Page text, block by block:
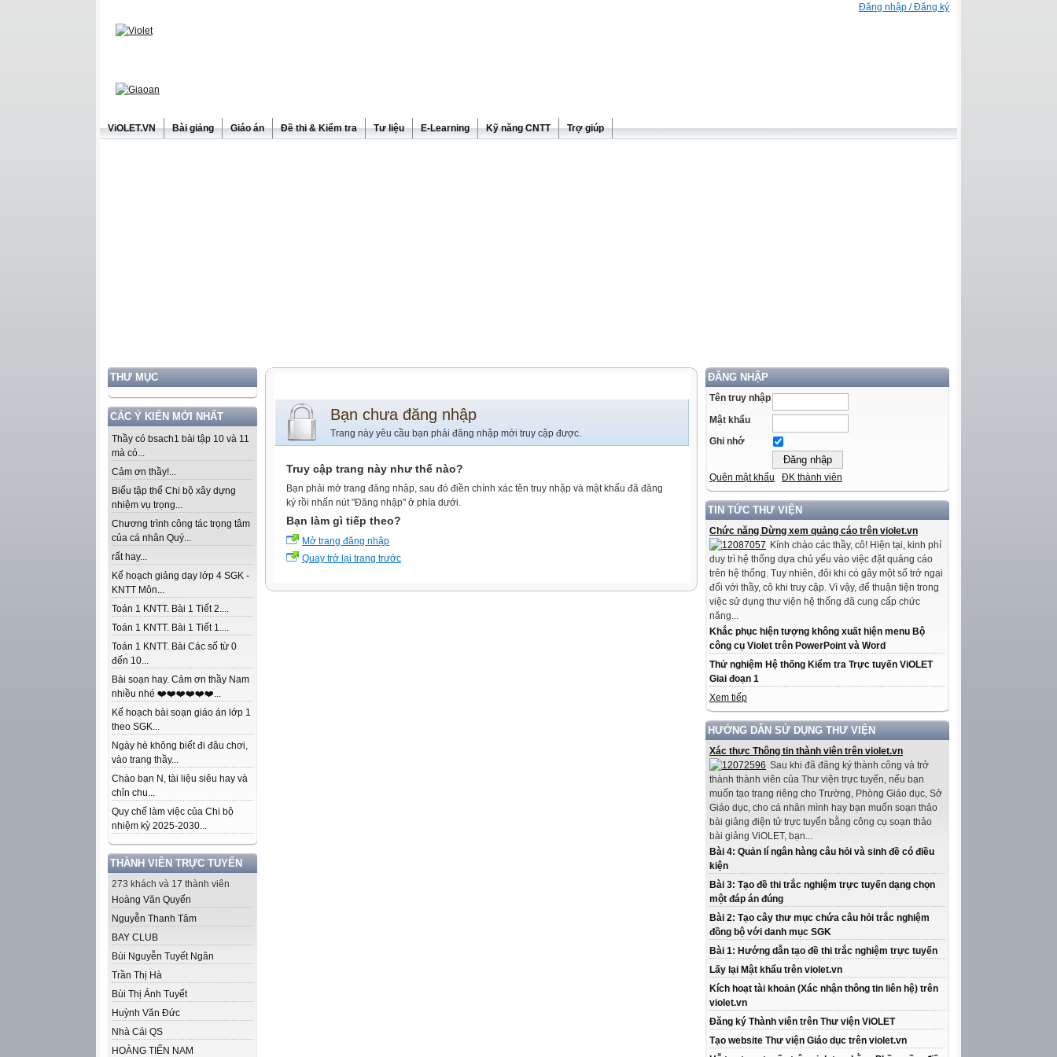
Đăng nhập / Đăng ký
ViOLET.VN Bài giảng Giáo án Đề thi & Kiểm tra Tư liệu E-Learning Kỹ năng CNTT Trợ giúp
THƯ MỤC
CÁC Ý KIẾN MỚI NHẤT
Thầy có bsach1 bài tập 10 và 11
mà có...
Cảm ơn thầy!...
Biểu tập thể Chi bộ xây dựng
nhiệm vụ trọng...
Chương trình công tác trọng tâm
của cá nhân Quý...
rất hay...
Kế hoạch giảng dạy lớp 4 SGK -
KNTT Môn...
Toán 1 KNTT. Bài 1 Tiết 2....
Toán 1 KNTT. Bài 1 Tiết 1....
Toán 1 KNTT. Bài Các số từ 0
đến 10...
Bài soạn hay. Cảm ơn thầy Nam
nhiều nhé ❤️❤️❤️❤️❤️❤️...
Kế hoạch bài soạn giáo án lớp 1
theo SGK...
Ngày hè không biết đi đâu chơi,
vào trang thầy...
Chào bạn N, tài liệu siêu hay và
chỉn chu...
Quy chế làm việc của Chi bộ
nhiệm kỳ 2025-2030...
THÀNH VIÊN TRỰC TUYẾN
273 khách và 17 thành viên
Hoàng Văn Quyến
Nguyễn Thanh Tâm
BAY CLUB
Bùi Nguyễn Tuyết Ngân
Trần Thị Hà
Bùi Thị Ánh Tuyết
Huỳnh Văn Đức
Nhà Cái QS
HOÀNG TIẾN NAM
ĐĂNG NHẬP
Tên truy nhập
Mật khẩu
Ghi nhớ
Quên mật khẩu ĐK thành viên
TIN TỨC THƯ VIỆN
Chức năng Dừng xem quảng cáo trên violet.vn
Kính chào các thầy, cô! Hiện tại, kinh phí
duy trì hệ thống dựa chủ yếu vào việc đặt quảng cáo
trên hệ thống. Tuy nhiên, đôi khi có gây một số trở ngại
đối với thầy, cô khi truy cập. Vì vậy, để thuận tiện trong
việc sử dụng thư viện hệ thống đã cung cấp chức
năng...
Khắc phục hiện tượng không xuất hiện menu Bộ
công cụ Violet trên PowerPoint và Word
Thử nghiệm Hệ thống Kiểm tra Trực tuyến ViOLET
Giai đoạn 1
Xem tiếp
HƯỚNG DẪN SỬ DỤNG THƯ VIỆN
Xác thực Thông tin thành viên trên violet.vn
Sau khi đã đăng ký thành công và trở
thành thành viên của Thư viện trực tuyến, nếu bạn
muốn tạo trang riêng cho Trường, Phòng Giáo dục, Sở
Giáo dục, cho cá nhân mình hay bạn muốn soạn thảo
bài giảng điện tử trực tuyến bằng công cụ soạn thảo
bài giảng ViOLET, bạn...
Bài 4: Quản lí ngân hàng câu hỏi và sinh đề có điều
kiện
Bài 3: Tạo đề thi trắc nghiệm trực tuyến dạng chọn
một đáp án đúng
Bài 2: Tạo cây thư mục chứa câu hỏi trắc nghiệm
đồng bộ với danh mục SGK
Bài 1: Hướng dẫn tạo đề thi trắc nghiệm trực tuyến
Lấy lại Mật khẩu trên violet.vn
Kích hoạt tài khoản (Xác nhận thông tin liên hệ) trên
violet.vn
Đăng ký Thành viên trên Thư viện ViOLET
Tạo website Thư viện Giáo dục trên violet.vn
Bạn chưa đăng nhập
Trang này yêu cầu bạn phải đăng nhập mới truy cập được.
Truy cập trang này như thế nào?
Bạn phải mở trang đăng nhập, sau đó điền chính xác tên truy nhập và mật khẩu đã đăng
ký rồi nhấn nút "Đăng nhập" ở phía dưới.
Bạn làm gì tiếp theo?
Mở trang đăng nhập
Quay trở lại trang trước